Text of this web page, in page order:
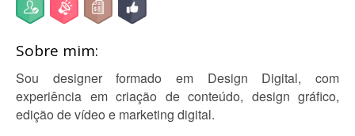
Sobre mim:
Sou designer formado em Design Digital, com
experiência em criação de conteúdo, design gráfico,
edição de vídeo e marketing digital.